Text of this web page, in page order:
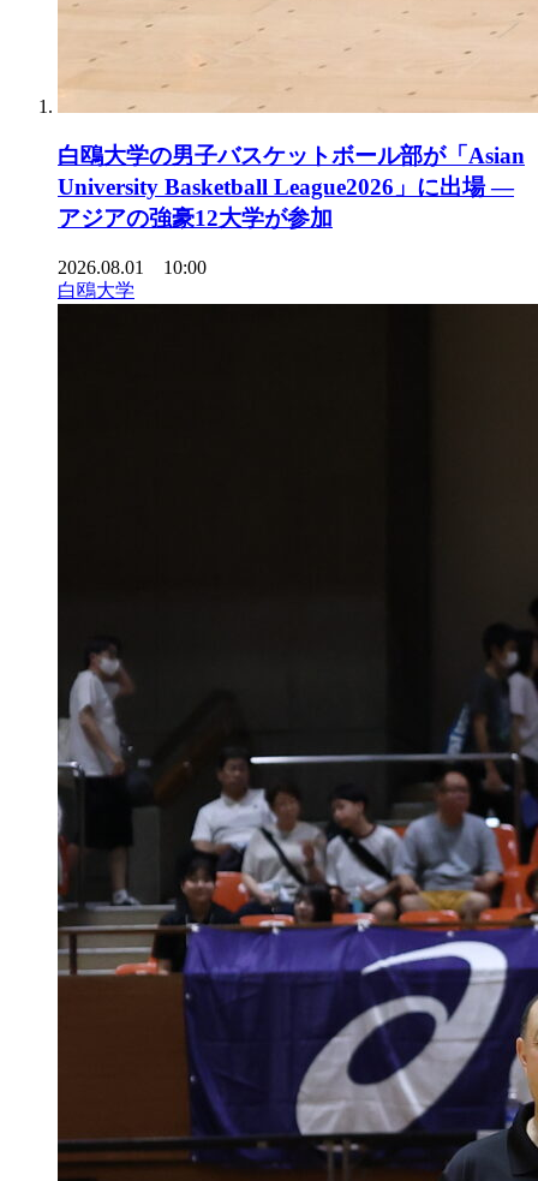
白鴎大学の男子バスケットボール部が「Asian
University Basketball League2026」に出場 ―
アジアの強豪12大学が参加
2026.08.01 10:00
白鴎大学